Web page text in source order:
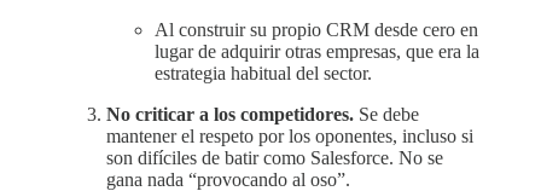
Al construir su propio CRM desde cero en
lugar de adquirir otras empresas, que era la
estrategia habitual del sector.
No criticar a los competidores. Se debe
mantener el respeto por los oponentes, incluso si
son difíciles de batir como Salesforce. No se
gana nada “provocando al oso”.